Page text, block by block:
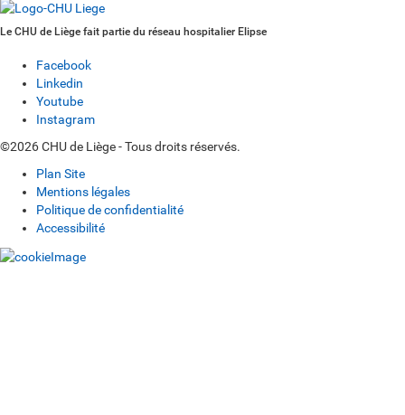
Le CHU de Liège fait partie du réseau hospitalier Elipse
Facebook
Linkedin
Youtube
Instagram
©2026 CHU de Liège - Tous droits réservés.
Plan Site
Mentions légales
Politique de confidentialité
Accessibilité